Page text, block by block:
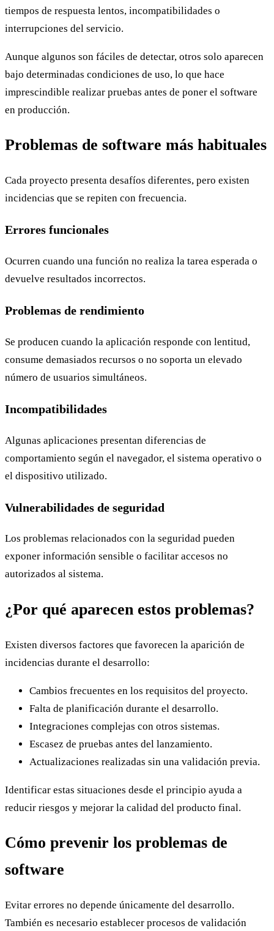
tiempos de respuesta lentos, incompatibilidades o
interrupciones del servicio.
Aunque algunos son fáciles de detectar, otros solo aparecen
bajo determinadas condiciones de uso, lo que hace
imprescindible realizar pruebas antes de poner el software
en producción.
Problemas de software más habituales
Cada proyecto presenta desafíos diferentes, pero existen
incidencias que se repiten con frecuencia.
Errores funcionales
Ocurren cuando una función no realiza la tarea esperada o
devuelve resultados incorrectos.
Problemas de rendimiento
Se producen cuando la aplicación responde con lentitud,
consume demasiados recursos o no soporta un elevado
número de usuarios simultáneos.
Incompatibilidades
Algunas aplicaciones presentan diferencias de
comportamiento según el navegador, el sistema operativo o
el dispositivo utilizado.
Vulnerabilidades de seguridad
Los problemas relacionados con la seguridad pueden
exponer información sensible o facilitar accesos no
autorizados al sistema.
¿Por qué aparecen estos problemas?
Existen diversos factores que favorecen la aparición de
incidencias durante el desarrollo:
Cambios frecuentes en los requisitos del proyecto.
Falta de planificación durante el desarrollo.
Integraciones complejas con otros sistemas.
Escasez de pruebas antes del lanzamiento.
Actualizaciones realizadas sin una validación previa.
Identificar estas situaciones desde el principio ayuda a
reducir riesgos y mejorar la calidad del producto final.
Cómo prevenir los problemas de
software
Evitar errores no depende únicamente del desarrollo.
También es necesario establecer procesos de validación